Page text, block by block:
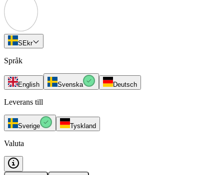
SEkr
Språk
English Svenska Deutsch
Leverans till
Sverige Tyskland
Valuta